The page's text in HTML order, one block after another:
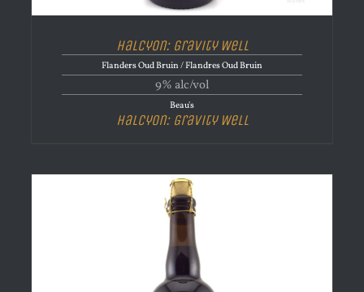
Halcyon: Gravity Well
Flanders Oud Bruin / Flandres Oud Bruin
9% alc/vol
Beau's
Halcyon: Gravity Well